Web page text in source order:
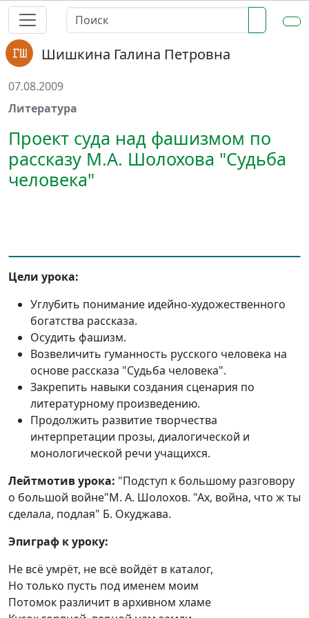
Шишкина Галина Петровна
07.08.2009
Литература
Проект суда над фашизмом по
рассказу М.А. Шолохова "Судьба
человека"
Цели урока:
Углубить понимание идейно-художественного
богатства рассказа.
Осудить фашизм.
Возвеличить гуманность русского человека на
основе рассказа "Судьба человека".
Закрепить навыки создания сценария по
литературному произведению.
Продолжить развитие творчества
интерпретации прозы, диалогической и
монологической речи учащихся.
Лейтмотив урока: "Подступ к большому разговору
о большой войне"М. А. Шолохов. "Ах, война, что ж ты
сделала, подлая" Б. Окуджава.
Эпиграф к уроку:
Не всё умрёт, не всё войдёт в каталог,
Но только пусть под именем моим
Потомок различит в архивном хламе